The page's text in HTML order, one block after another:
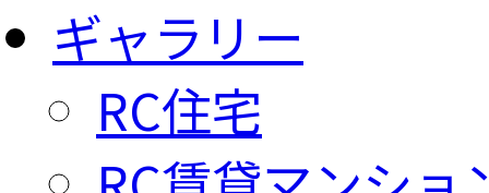
ギャラリー
RC住宅